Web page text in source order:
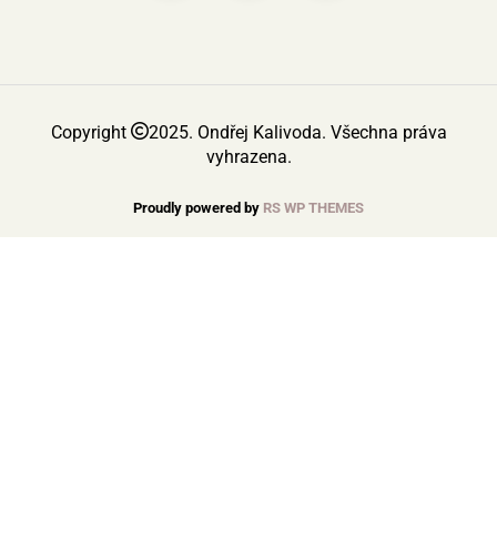
Copyright
2025. Ondřej Kalivoda. Všechna práva
vyhrazena.
Proudly powered by RS WP THEMES